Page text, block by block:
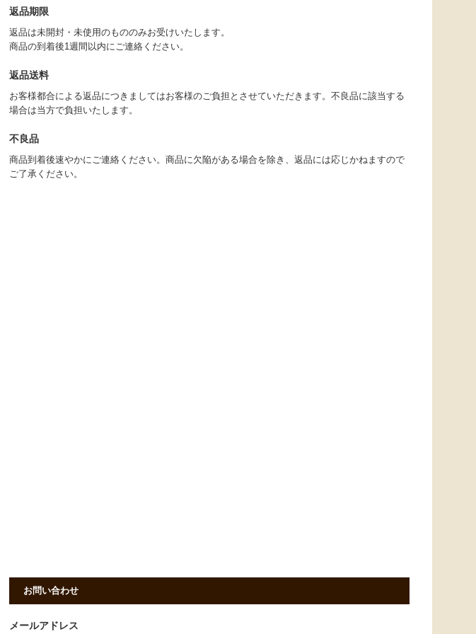
返品期限
返品は未開封・未使用のもののみお受けいたします。
商品の到着後1週間以内にご連絡ください。
返品送料
お客様都合による返品につきましてはお客様のご負担とさせていただきます。不良品に該当する
場合は当方で負担いたします。
不良品
商品到着後速やかにご連絡ください。商品に欠陥がある場合を除き、返品には応じかねますので
ご了承ください。
お問い合わせ
メールアドレス